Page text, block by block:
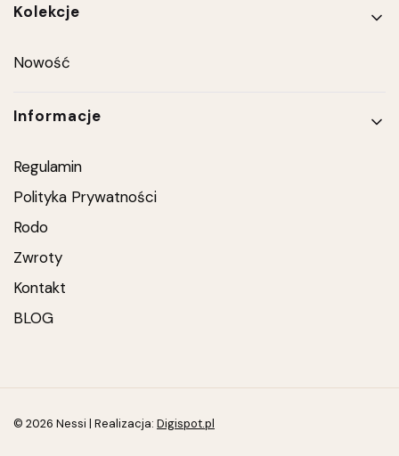
Kolekcje
Nowość
Informacje
Regulamin
Polityka Prywatności
Rodo
Zwroty
Kontakt
BLOG
© 2026 Nessi | Realizacja: Digispot.pl